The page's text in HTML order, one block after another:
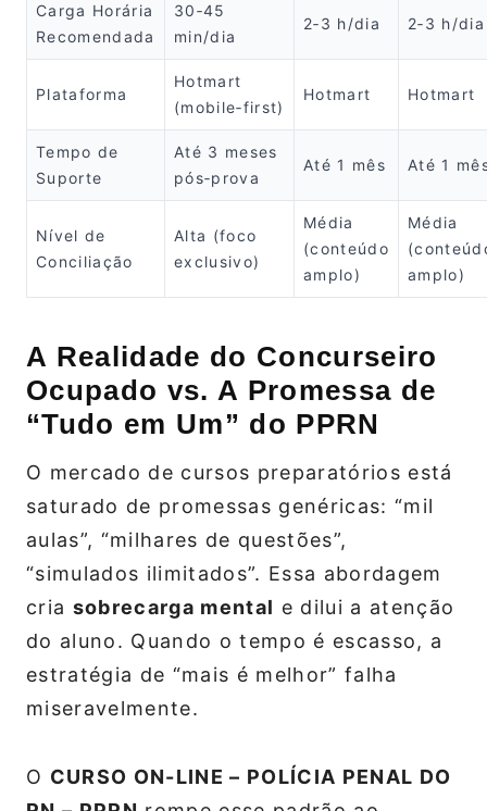
Carga Horária
Recomendada
30‑45
min/dia
2‑3 h/dia 2‑3 h/dia
Plataforma
Hotmart
(mobile‑first)
Hotmart Hotmart
Tempo de
Suporte
Até 3 meses
pós‑prova
Até 1 mês Até 1
Nível de
Conciliação
Alta (foco
exclusivo)
Média
(conteúdo
amplo)
Média
amplo)
A Realidade do Concurseiro
Ocupado vs. A Promessa de
“Tudo em Um” do PPRN
O mercado de cursos preparatórios está
saturado de promessas genéricas: “mil
aulas”, “milhares de questões”,
“simulados ilimitados”. Essa abordagem
cria sobrecarga mental e dilui a atenção
do aluno. Quando o tempo é escasso, a
estratégia de “mais é melhor” falha
miseravelmente.
O CURSO ON-LINE – POLÍCIA PENAL DO